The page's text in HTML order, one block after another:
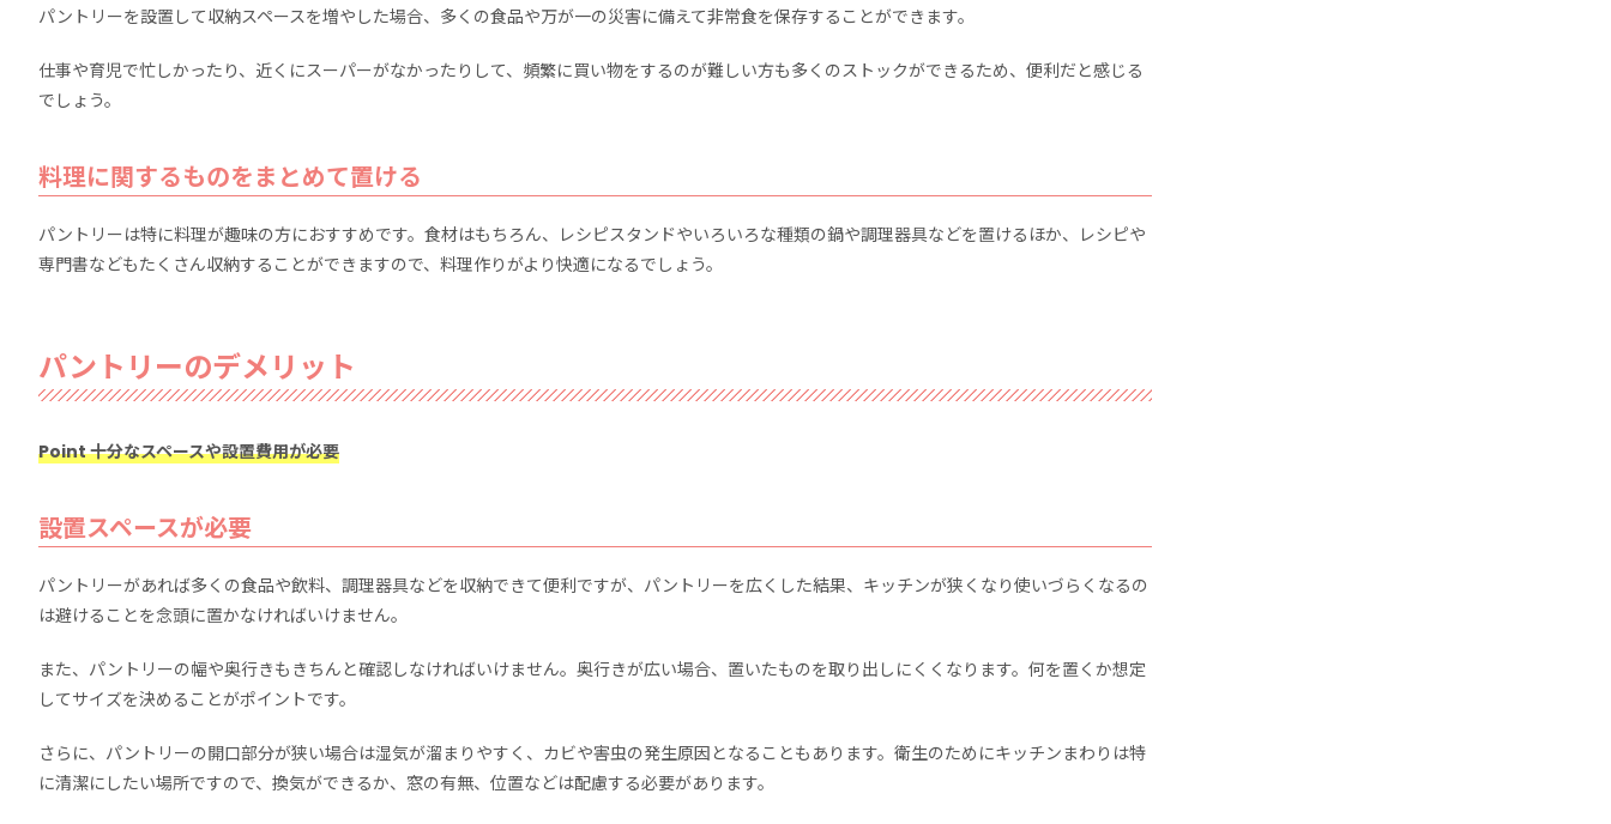
パントリーを設置して収納スペースを増やした場合、多くの食品や万が一の災害に備えて非常食を保存することができます。
仕事や育児で忙しかったり、近くにスーパーがなかったりして、頻繁に買い物をするのが難しい方も多くのストックができるため、便利だと感じる
でしょう。
料理に関するものをまとめて置ける
パントリーは特に料理が趣味の方におすすめです。食材はもちろん、レシピスタンドやいろいろな種類の鍋や調理器具などを置けるほか、レシピや
専門書などもたくさん収納することができますので、料理作りがより快適になるでしょう。
パントリーのデメリット
Point 十分なスペースや設置費用が必要
設置スペースが必要
パントリーがあれば多くの食品や飲料、調理器具などを収納できて便利ですが、パントリーを広くした結果、キッチンが狭くなり使いづらくなるの
は避けることを念頭に置かなければいけません。
また、パントリーの幅や奥行きもきちんと確認しなければいけません。奥行きが広い場合、置いたものを取り出しにくくなります。何を置くか想定
してサイズを決めることがポイントです。
さらに、パントリーの開口部分が狭い場合は湿気が溜まりやすく、カビや害虫の発生原因となることもあります。衛生のためにキッチンまわりは特
に清潔にしたい場所ですので、換気ができるか、窓の有無、位置などは配慮する必要があります。